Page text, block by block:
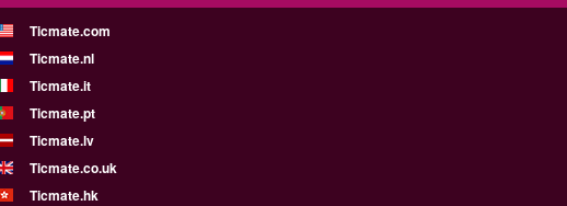
Ticmate.com
Ticmate.nl
Ticmate.it
Ticmate.pt
Ticmate.lv
Ticmate.co.uk
Ticmate.hk